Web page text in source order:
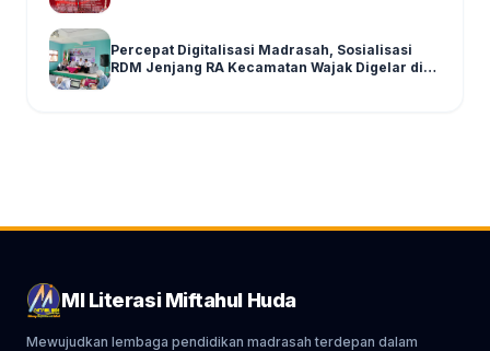
Percepat Digitalisasi Madrasah, Sosialisasi
RDM Jenjang RA Kecamatan Wajak Digelar di
MI Literasi Miftahul Huda
Mewujudkan lembaga pendidikan madrasah terdepan dalam